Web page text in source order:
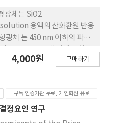
low temperature at
of the diamond
Treatment
than those in the
methods. The coated
particles with
much more rapid in LiCl-
salts than with the molten
광체는 SiO2
용액의 산화환원 반응
광체 는 450 nm 이하의 파장
의 적색 빛을 발광한다. 입자
에서는 약 175 ℃에서의 발광
%까지 감소하였다. 이 형광
InGaN LED에 의해 효과적으
4,000원 구매하기
구독 인증기관 무료, 개인회원 유료
정요인 연구